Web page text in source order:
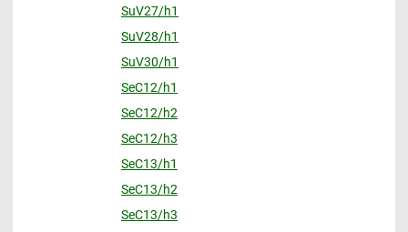
SuV27/h1
SuV28/h1
SuV30/h1
SeC12/h1
SeC12/h2
SeC12/h3
SeC13/h1
SeC13/h2
SeC13/h3